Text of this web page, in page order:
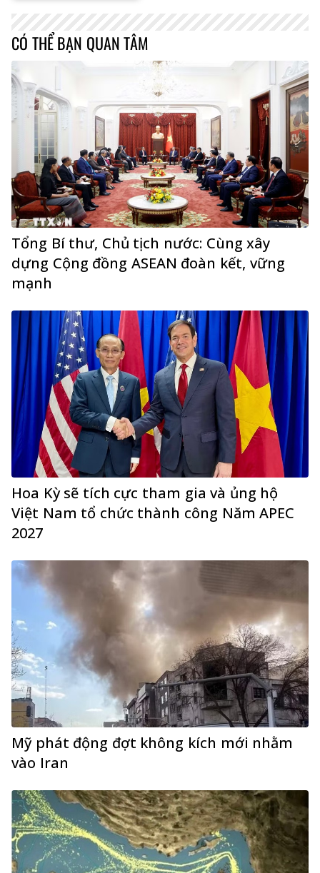
CÓ THỂ BẠN QUAN TÂM
Tổng Bí thư, Chủ tịch nước: Cùng xây
dựng Cộng đồng ASEAN đoàn kết, vững
mạnh
Hoa Kỳ sẽ tích cực tham gia và ủng hộ
Việt Nam tổ chức thành công Năm APEC
2027
Mỹ phát động đợt không kích mới nhằm
vào Iran